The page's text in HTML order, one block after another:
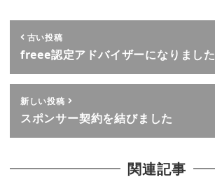
古い投稿
freee認定アドバイザーになりました
新しい投稿
スポンサー契約を結びました
関連記事